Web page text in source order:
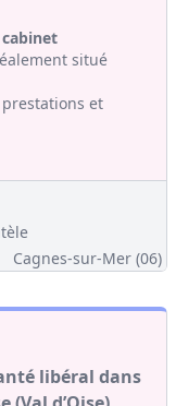
cabinet
situé
et
Cagnes-sur-Mer (06)
libéral dans